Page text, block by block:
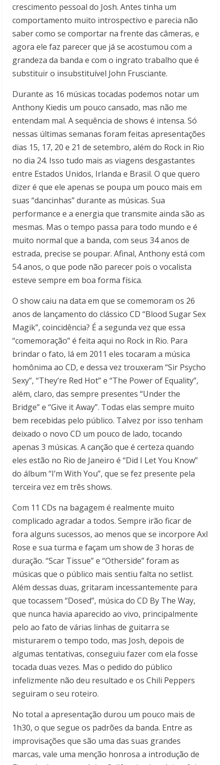
crescimento pessoal do Josh. Antes tinha um
comportamento muito introspectivo e parecia não
saber como se comportar na frente das câmeras, e
agora ele faz parecer que já se acostumou com a
grandeza da banda e com o ingrato trabalho que é
substituir o insubstituível John Frusciante.
Durante as 16 músicas tocadas podemos notar um
Anthony Kiedis um pouco cansado, mas não me
entendam mal. A sequência de shows é intensa. Só
nessas últimas semanas foram feitas apresentações
dias 15, 17, 20 e 21 de setembro, além do Rock in Rio
no dia 24. Isso tudo mais as viagens desgastantes
entre Estados Unidos, Irlanda e Brasil. O que quero
dizer é que ele apenas se poupa um pouco mais em
suas “dancinhas” durante as músicas. Sua
performance e a energia que transmite ainda são as
mesmas. Mas o tempo passa para todo mundo e é
muito normal que a banda, com seus 34 anos de
estrada, precise se poupar. Afinal, Anthony está com
54 anos, o que pode não parecer pois o vocalista
esteve sempre em boa forma física.
O show caiu na data em que se comemoram os 26
anos de lançamento do clássico CD “Blood Sugar Sex
Magik”, coincidência? É a segunda vez que essa
“comemoração” é feita aqui no Rock in Rio. Para
brindar o fato, lá em 2011 eles tocaram a música
homônima ao CD, e dessa vez trouxeram “Sir Psycho
Sexy”, “They’re Red Hot” e “The Power of Equality”,
além, claro, das sempre presentes “Under the
Bridge” e “Give it Away”. Todas elas sempre muito
bem recebidas pelo público. Talvez por isso tenham
deixado o novo CD um pouco de lado, tocando
apenas 3 músicas. A canção que é certeza quando
eles estão no Rio de Janeiro é “Did I Let You Know”
do álbum “I’m With You”, que se fez presente pela
terceira vez em três shows.
Com 11 CDs na bagagem é realmente muito
complicado agradar a todos. Sempre irão ficar de
fora alguns sucessos, ao menos que se incorpore Axl
Rose e sua turma e façam um show de 3 horas de
duração. “Scar Tissue” e “Otherside” foram as
músicas que o público mais sentiu falta no setlist.
Além dessas duas, gritaram incessantemente para
que tocassem “Dosed”, música do CD By The Way,
que nunca havia aparecido ao vivo, principalmente
pelo ao fato de várias linhas de guitarra se
misturarem o tempo todo, mas Josh, depois de
algumas tentativas, conseguiu fazer com ela fosse
tocada duas vezes. Mas o pedido do público
infelizmente não deu resultado e os Chili Peppers
seguiram o seu roteiro.
No total a apresentação durou um pouco mais de
1h30, o que segue os padrões da banda. Entre as
improvisações que são uma das suas grandes
marcas, vale uma menção honrosa a introdução de